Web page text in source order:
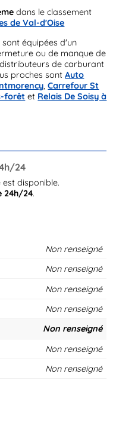
dans le classement
de Val-d'Oise
équipées d'un
ou de manque de
de carburant
proches sontAuto
,Carrefour St
forêt et Relais De Soisy à
24
disponible.
24h/24.
Non renseigné
Non renseigné
Non renseigné
Non renseigné
Non renseigné
Non renseigné
Non renseigné